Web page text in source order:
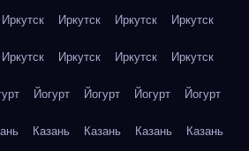
Иркутск Иркутск Иркутск Иркутск
Иркутск Иркутск Иркутск Иркутск
Йогурт Йогурт Йогурт Йогурт
Казань Казань Казань Казань